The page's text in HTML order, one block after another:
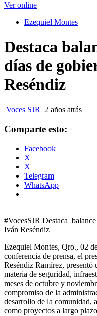
Ver online
Ezequiel Montes
Destaca
días de
Reséndiz
Voces SJR 2 años atrás
Comparte esto:
Facebook
X
X
Telegram
WhatsApp
#VocesSJR Destaca
Iván Reséndiz
Ezequiel Montes, Qro., 02
conferencia de prensa, el
Reséndiz Ramírez, presentó
materia de seguridad,
meses de octubre y
compromiso de la
desarrollo de la comunidad,
como proyectos a largo